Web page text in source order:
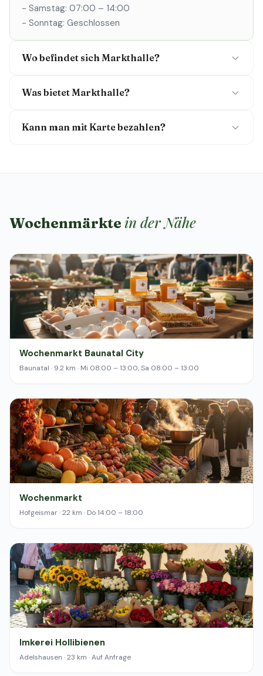
- Samstag: 07:00 – 14:00
- Sonntag: Geschlossen
Wo befindet sich Markthalle?
Was bietet Markthalle?
Kann man mit Karte bezahlen?
Wochenmärkte in der Nähe
Wochenmarkt Baunatal City
Baunatal · 9.2 km · Mi 08:00 – 13:00, Sa 08:00 – 13:00
Wochenmarkt
Hofgeismar · 22 km · Do 14:00 – 18:00
Imkerei Hollibienen
Adelshausen · 23 km · Auf Anfrage